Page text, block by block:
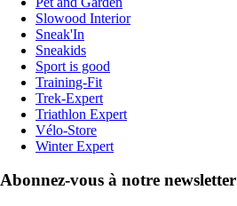
Slowood Interior
Sneak'In
Sneakids
Sport is good
Training-Fit
Trek-Expert
Triathlon Expert
Vélo-Store
Winter Expert
Abonnez-vous à notre newsletter